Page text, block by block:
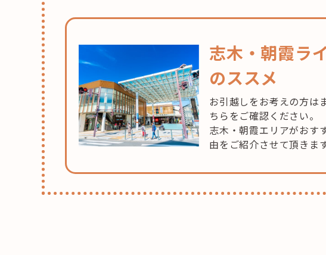
ス
ク
ー
ル
gratia（グ
ラ
ー
テ
志木・朝霞ラ
のススメ
お引越しをお考えの方は
ちらをご確認ください。
志木・朝霞エリアがおす
由をご紹介させて頂きます